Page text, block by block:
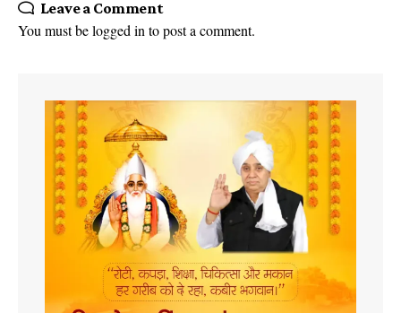
Leave a Comment
You must belogged in to post a comment.